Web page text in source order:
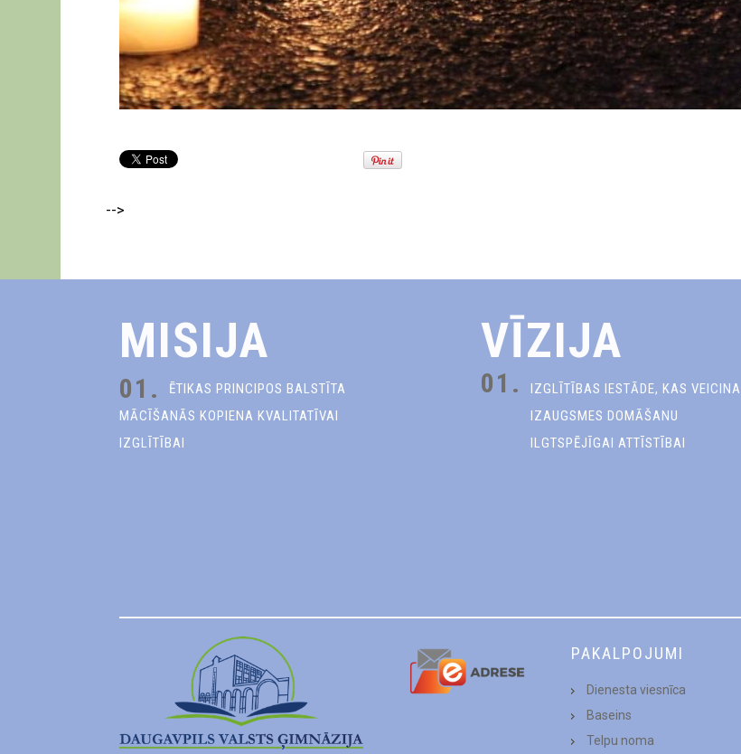
-->
MISIJA
01.
ĒTIKAS PRINCIPOS BALSTĪTA
MĀCĪŠANĀS KOPIENA KVALITATĪVAI
IZGLĪTĪBAI
VĪZIJA
01.
IZGLĪTĪBAS IESTĀDE, KAS VEICINA
IZAUGSMES DOMĀŠANU
ILGTSPĒJĪGAI ATTĪSTĪBAI
PAKALPOJUMI
Dienesta viesnīca
Baseins
Telpu noma